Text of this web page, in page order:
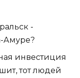
-
Амуре?
инвестиция
тот людей